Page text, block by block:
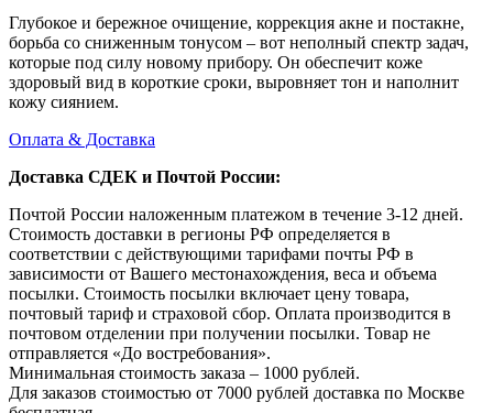
Глубокое и бережное очищение, коррекция акне и постакне,
борьба со сниженным тонусом – вот неполный спектр задач,
которые под силу новому прибору. Он обеспечит коже
здоровый вид в короткие сроки, выровняет тон и наполнит
кожу сиянием.
Оплата & Доставка
Доставка СДЕК и Почтой России:
Почтой России наложенным платежом в течение 3-12 дней.
Стоимость доставки в регионы РФ определяется в
соответствии с действующими тарифами почты РФ в
зависимости от Вашего местонахождения, веса и объема
посылки. Стоимость посылки включает цену товара,
почтовый тариф и страховой сбор. Оплата производится в
почтовом отделении при получении посылки. Товар не
отправляется «До востребования».
Минимальная стоимость заказа – 1000 рублей.
Для заказов стоимостью от 7000 рублей доставка по Москве